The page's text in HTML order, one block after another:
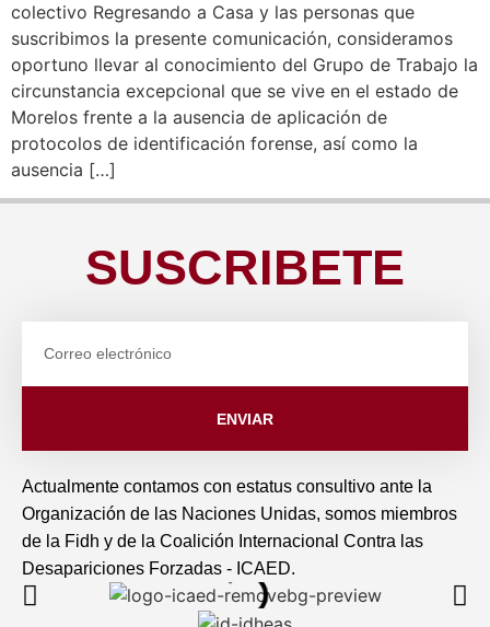
colectivo Regresando a Casa y las personas que
suscribimos la presente comunicación, consideramos
oportuno llevar al conocimiento del Grupo de Trabajo la
circunstancia excepcional que se vive en el estado de
Morelos frente a la ausencia de aplicación de
protocolos de identificación forense, así como la
ausencia […]
SUSCRIBETE
ENVIAR
Actualmente contamos con estatus consultivo ante la
Organización de las Naciones Unidas, somos miembros
de la Fidh y de la Coalición Internacional Contra las
Desapariciones Forzadas - ICAED.